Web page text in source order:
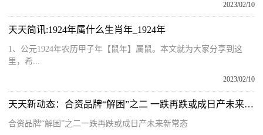
2023/02/10
天天简讯:1924年属什么生肖年_1924年
1、公元1924年农历甲子年【鼠年】属鼠。本文就为大家分享到这
里，希...
2023/02/10
天天新动态：合资品牌“解困”之二 一跌再跌或成日产未来新常态
合资品牌“解困”之二一跌再跌或成日产未来新常态